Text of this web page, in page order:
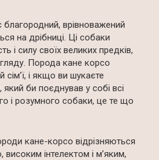
врівноважений
на дрібниці. Ці собаки
і силу своїх великих предків,
Порода кане корсо
сім’ї, і якщо ви шукаєте
би поєднував у собі всі
і розумного собаки, це те що
кане-корсо відрізняються
високим інтелектом і м’яким,